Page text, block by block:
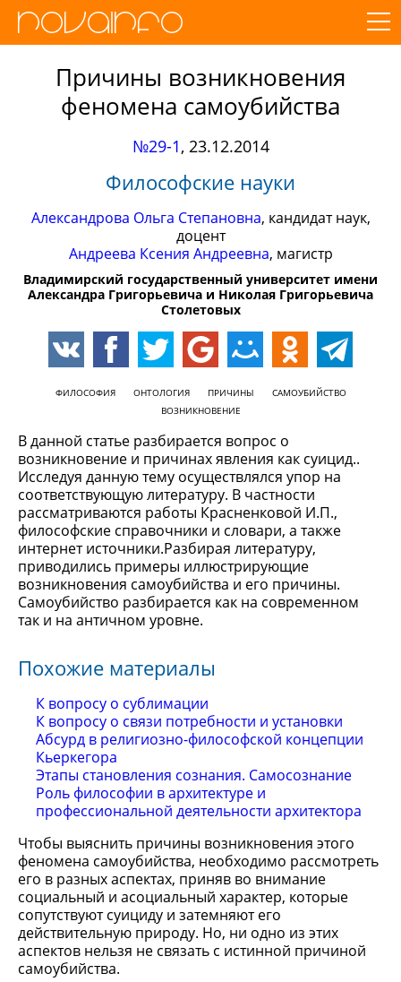
Причины возникновения
феномена самоубийства
№29-1, 23.12.2014
Философские науки
Александрова Ольга Степановна, кандидат наук,
доцент
Андреева Ксения Андреевна, магистр
Владимирский государственный университет имени
Александра Григорьевича и Николая Григорьевича
Столетовых
ФИЛОСОФИЯ ОНТОЛОГИЯ ПРИЧИНЫ
САМОУБИЙСТВО
ВОЗНИКНОВЕНИЕ
В данной статье разбирается вопрос о
возникновение и причинах явления как суицид..
Исследуя данную тему осуществлялся упор на
соответствующую литературу. В частности
рассматриваются работы Красненковой И.П.,
философские справочники и словари, а также
интернет источники.Разбирая литературу,
приводились примеры иллюстрирующие
возникновения самоубийства и его причины.
Самоубийство разбирается как на современном
так и на античном уровне.
Похожие материалы
К вопросу о сублимации
К вопросу о связи потребности и установки
Абсурд в религиозно-философской концепции
Кьеркегора
Этапы становления сознания. Самосознание
Роль философии в архитектуре и
профессиональной деятельности архитектора
Чтобы выяснить причины возникновения этого
феномена самоубийства, необходимо рассмотреть
его в разных аспектах, приняв во внимание
социальный и асоциальный характер, которые
сопутствуют суициду и затемняют его
действительную природу. Но, ни одно из этих
аспектов нельзя не связать с истинной причиной
самоубийства.